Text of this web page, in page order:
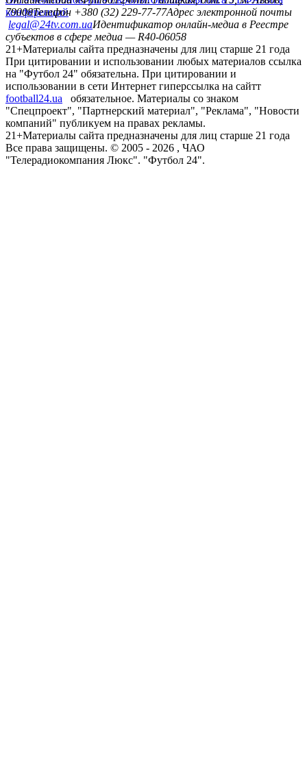
конференций
79008Телефон +380 (32) 229-77-77Адрес электронной почты
legal@24tv.com.uaИдентификатор онлайн-медиа в Реестре
субъектов в сфере медиа — R40-06058
21+Материалы сайта предназначены для лиц старше 21 года
При цитировании и использовании любых материалов ссылка
на "Футбол 24" обязательна. При цитировании и
использовании в сети Интернет гиперссылка на сайтт
football24.ua
обязательное. Материалы со знаком
"Спецпроект", "Партнерский материал", "Реклама", "Новости
компаний" публикуем на правах рекламы.
21+Материалы сайта предназначены для лиц старше 21 года
Все права защищены. © 2005 - 2026 , ЧАО
"Телерадиокомпания Люкс". "Футбол 24".